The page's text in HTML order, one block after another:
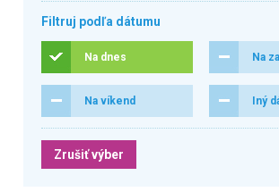
Filtruj podľa dátumu
Na dnes Na
Na víkend Iný
Zrušiť výber